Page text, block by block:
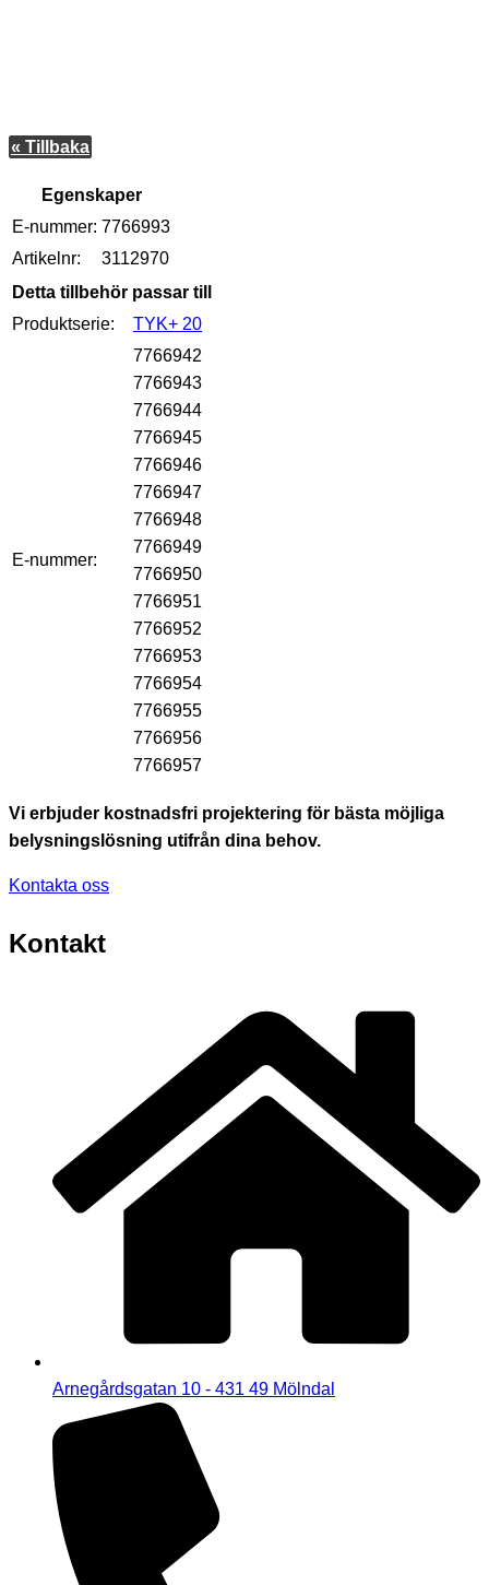
« Tillbaka
Egenskaper
E-nummer: 7766993
Artikelnr:
3112970
Detta tillbehör passar till
Produktserie:
TYK+ 20
E-nummer:
7766942
7766943
7766944
7766945
7766946
7766947
7766948
7766949
7766950
7766951
7766952
7766953
7766954
7766955
7766956
7766957
Vi erbjuder kostnadsfri projektering för bästa möjliga
belysningslösning utifrån dina behov.
Kontakta oss
Kontakt
Arnegårdsgatan 10 - 431 49 Mölndal